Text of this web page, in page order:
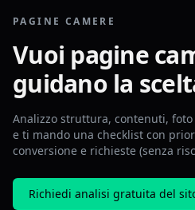
PAGINE CAMERE
Vuoi pagine
guidano la
Analizzo struttura, contenuti, foto
e ti mando una checklist con
conversione e richieste (senza
Richiedi analisi gratuita del